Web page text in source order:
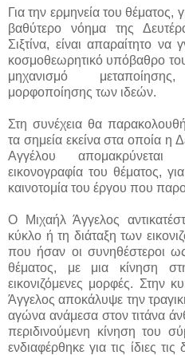
Για την ερμηνεία του
βαθύτερο νόημα της
Σιξτίνα, είναι απαραίτητο να
κοσμοθεωρητικό υπόβαθρο
μηχανισμό
μορφοποίησης των ιδεών.
Στη συνέχεια θα
τα σημεία εκείνα στα οποία η
Αγγέλου
εικονογραφία του θέματος,
καινοτομία του έργου που
Ο Μιχαήλ Άγγελος
κύκλο ή τη διάταξη των
που ήσαν οι συνηθέστεροι ως
θέματος, με μια κίνηση
εικονιζόμενες μορφές. Στην
Άγγελος αποκάλυψε την
αγώνα ανάμεσα στον τιτάνα
περιδινούμενη κίνηση του
ενδιαφέρθηκε για τις ίδιες